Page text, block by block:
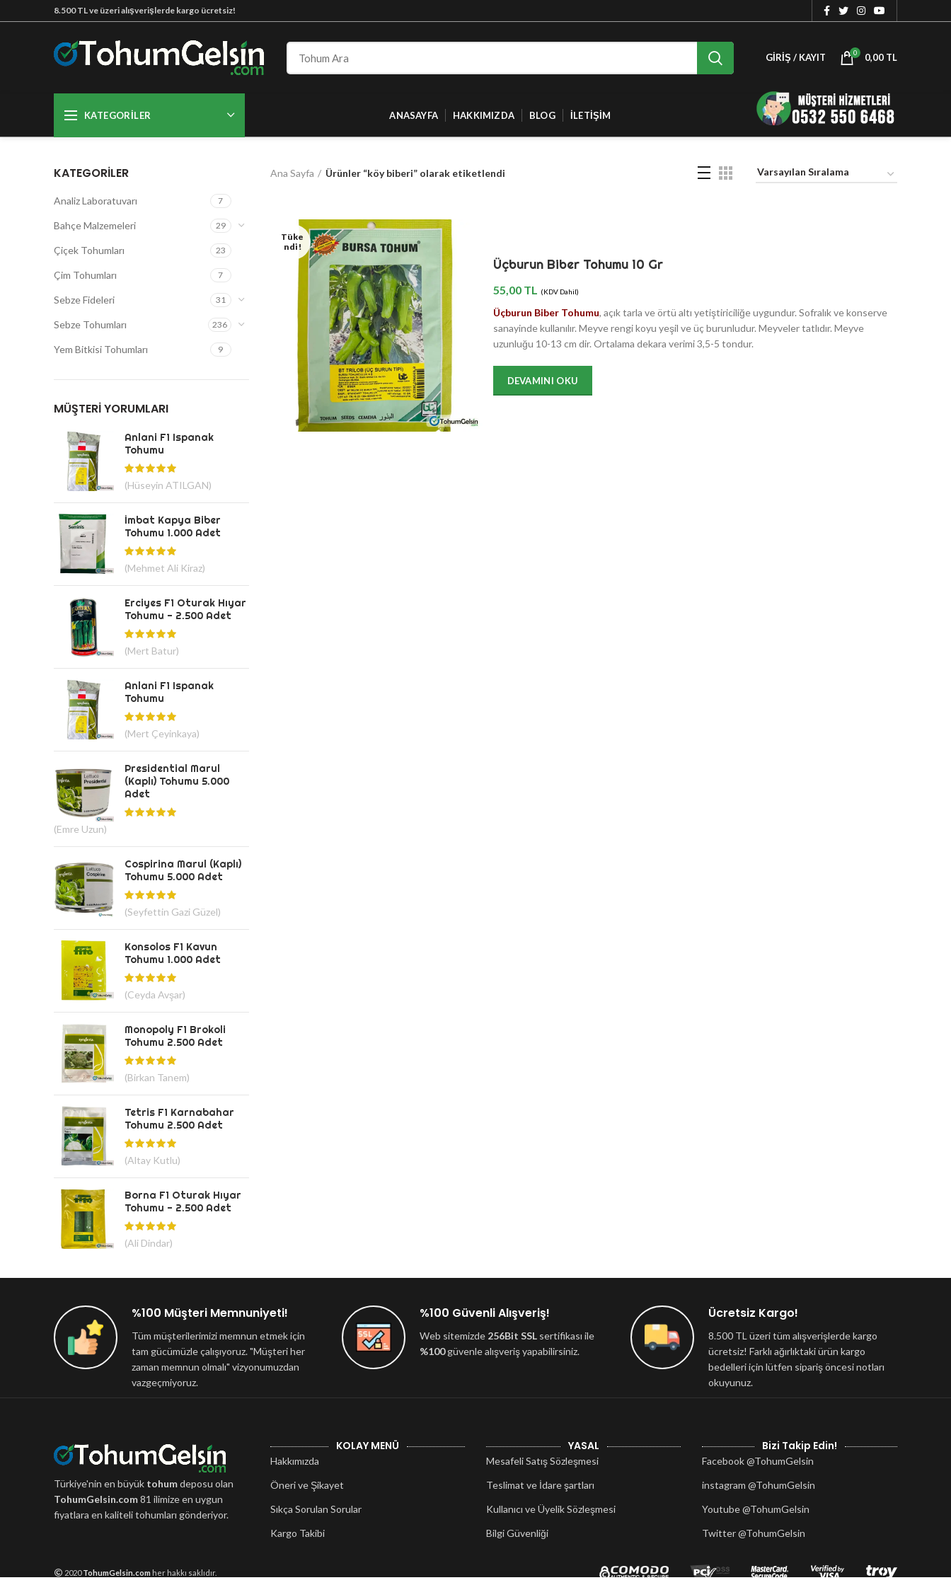
8.500 TL ve üzeri alışverişlerde kargo ücretsiz!
GIRIŞ / KAYIT 0 0,00 TL
KATEGORILER ANASAYFA HAKKIMIZDA BLOG İLETIŞIM
KATEGORILER
Analiz Laboratuvarı 7
Bahçe Malzemeleri 29
Çiçek Tohumları 23
Çim Tohumları 7
Sebze Fideleri 31
Sebze Tohumları 236
Yem Bitkisi Tohumları 9
MÜŞTERI YORUMLARI
Anlani F1 Ispanak
Tohumu
(Hüseyin ATILGAN)
İmbat Kapya Biber
Tohumu 1.000 Adet
(Mehmet Ali Kiraz)
Erciyes F1 Oturak Hıyar
Tohumu - 2.500 Adet
(Mert Batur)
Anlani F1 Ispanak
Tohumu
(Mert Çeyinkaya)
Presidential Marul
(Kaplı) Tohumu 5.000
Adet
(Emre Uzun)
Cospirina Marul (Kaplı)
Tohumu 5.000 Adet
(Seyfettin Gazi Güzel)
Konsolos F1 Kavun
Tohumu 1.000 Adet
(Ceyda Avşar)
Monopoly F1 Brokoli
Tohumu 2.500 Adet
(Birkan Tanem)
Tetris F1 Karnabahar
Tohumu 2.500 Adet
(Altay Kutlu)
Borna F1 Oturak Hıyar
Tohumu - 2.500 Adet
(Ali Dindar)
Ana Sayfa Ürünler “köy biberi” olarak etiketlendi
Tüke
Ndi!
Üçburun Biber Tohumu 10 Gr
55,00TL (KDV Dahil)
Üçburun Biber Tohumu, açık tarla ve örtü altı yetiştiriciliğe uygundur. Sofralık ve konserve
sanayinde kullanılır. Meyve rengi koyu yeşil ve üç burunludur. Meyveler tatlıdır. Meyve
uzunluğu 10-13 cm dir. Ortalama dekara verimi 3,5-5 tondur.
DEVAMINI OKU
%100 Müşteri Memnuniyeti!
Tüm müşterilerimizi memnun etmek için
tam gücümüzle çalışıyoruz. "Müşteri her
zaman memnun olmalı" vizyonumuzdan
vazgeçmiyoruz.
%100 Güvenli Alışveriş!
Web sitemizde 256Bit SSL sertifikası ile
%100güvenle alışveriş yapabilirsiniz.
Ücretsiz Kargo!
8.500 TL üzeri tüm alışverişlerde kargo
ücretsiz! Farklı ağırlıktaki ürün kargo
bedelleri için lütfen sipariş öncesi notları
okuyunuz.
Türkiye'nin en büyük tohumdeposu olan
TohumGelsin.com81 ilimize en uygun
fiyatlara en kaliteli tohumları gönderiyor.
KOLAY MENÜ
Hakkımızda
Öneri ve Şikayet
Sıkça Sorulan Sorular
Kargo Takibi
YASAL
Mesafeli Satış Sözleşmesi
Teslimat ve İdare şartları
Kullanıcı ve Üyelik Sözleşmesi
Bilgi Güvenliği
Bizi Takip Edin!
Facebook @TohumGelsin
instagram @TohumGelsin
Youtube @TohumGelsin
Twitter @TohumGelsin
2020TohumGelsin.com her hakkı saklıdır.